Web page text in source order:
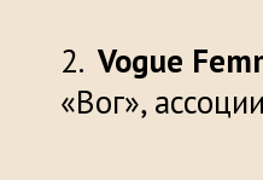
Vogue
«Вог»,